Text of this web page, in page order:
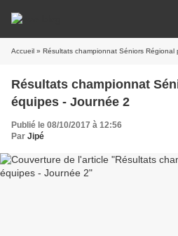
Accueil » Résultats championnat Séniors Régional
Résultats championnat
équipes - Journée 2
Publié le 08/10/2017 à 12:56
Par Jipé